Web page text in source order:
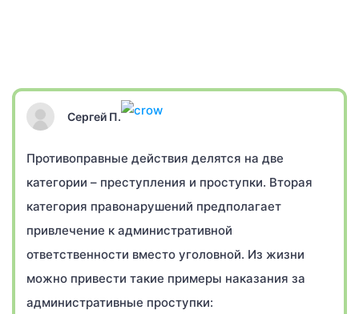
Сергей П.
Противоправные действия делятся на две
категории – преступления и проступки. Вторая
категория правонарушений предполагает
привлечение к административной
ответственности вместо уголовной. Из жизни
можно привести такие примеры наказания за
административные проступки: